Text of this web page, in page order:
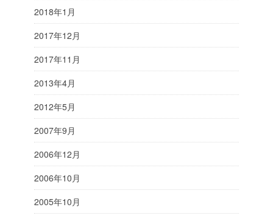
2018年1月
2017年12月
2017年11月
2013年4月
2012年5月
2007年9月
2006年12月
2006年10月
2005年10月